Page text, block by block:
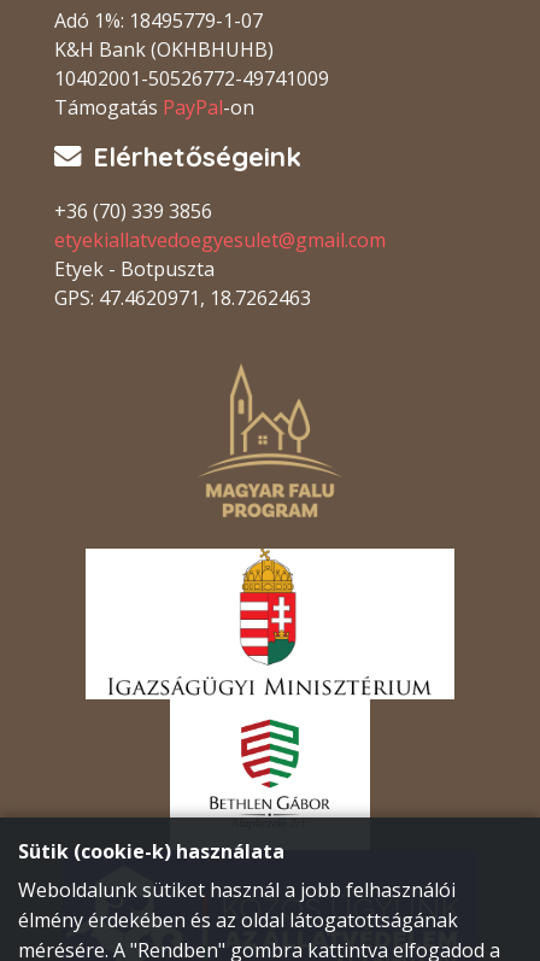
Adó 1%: 18495779-1-07
K&H Bank (OKHBHUHB)
10402001-50526772-49741009
Támogatás PayPal-on
Elérhetőségeink
+36 (70) 339 3856
etyekiallatvedoegyesulet@gmail.com
Etyek - Botpuszta
GPS: 47.4620971, 18.7262463
Sütik (cookie-k) használata
Weboldalunk sütiket használ a jobb felhasználói
élmény érdekében és az oldal látogatottságának
mérésére. A "Rendben" gombra kattintva elfogadod a